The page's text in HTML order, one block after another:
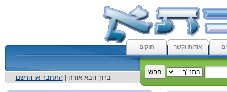
אודות וקשר חוקים
ברוך הבא אורח |התחבר או הרשם